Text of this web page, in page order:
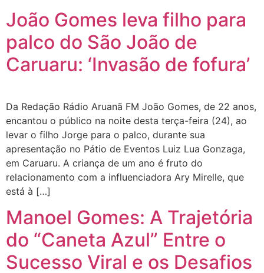
João Gomes leva filho para
palco do São João de
Caruaru: ‘Invasão de fofura’
Da Redação Rádio Aruanã FM João Gomes, de 22 anos,
encantou o público na noite desta terça-feira (24), ao
levar o filho Jorge para o palco, durante sua
apresentação no Pátio de Eventos Luiz Lua Gonzaga,
em Caruaru. A criança de um ano é fruto do
relacionamento com a influenciadora Ary Mirelle, que
está à […]
Manoel Gomes: A Trajetória
do “Caneta Azul” Entre o
Sucesso Viral e os Desafios